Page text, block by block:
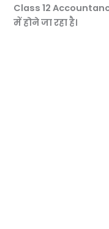
Class 12
में होने जा रहा है।